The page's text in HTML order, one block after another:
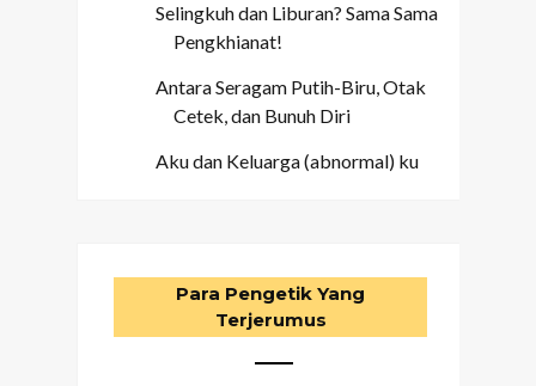
Selingkuh dan Liburan? Sama Sama
Pengkhianat!
Antara Seragam Putih-Biru, Otak
Cetek, dan Bunuh Diri
Aku dan Keluarga (abnormal) ku
Para Pengetik Yang
Terjerumus